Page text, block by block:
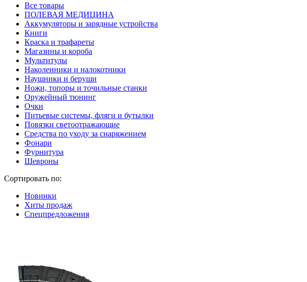
Все товары
ПОЛЕВАЯ МЕДИЦИНА
Аккумуляторы и зарядные устройства
Книги
Краска и трафареты
Магазины и короба
Мультитулы
Наколенники и налокотники
Наушники и беруши
Ножи, топоры и точильные станки
Оружейный тюнинг
Очки
Питьевые системы, фляги и бутылки
Повязки светоотражающие
Средства по уходу за снаряжением
Фонари
Фурнитура
Шевроны
Сортировать по:
Новинки
Хиты продаж
Спецпредложения